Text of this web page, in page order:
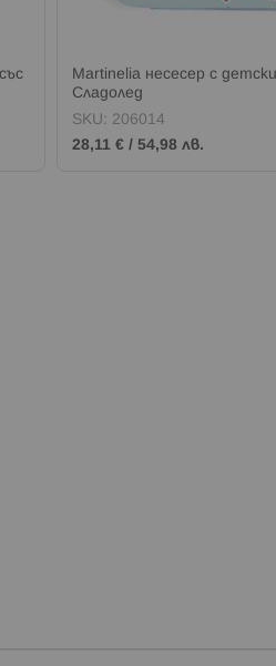
Martinelia несесер с
Сладолед
SKU: 206014
28,11 € / 54,98 лв.